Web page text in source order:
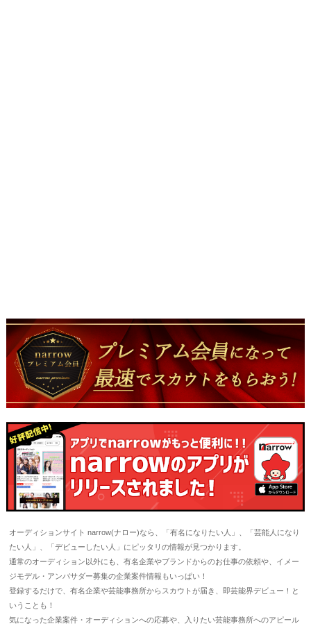
オーディションサイト narrow(ナロー)なら、「有名になりたい人」、「芸能人になり
たい人」、「デビューしたい人」にピッタリの情報が見つかります。
通常のオーディション以外にも、有名企業やブランドからのお仕事の依頼や、イメー
ジモデル・アンバサダー募集の企業案件情報もいっぱい！
登録するだけで、有名企業や芸能事務所からスカウトが届き、即芸能界デビュー！と
いうことも！
気になった企業案件・オーディションへの応募や、入りたい芸能事務所へのアピール